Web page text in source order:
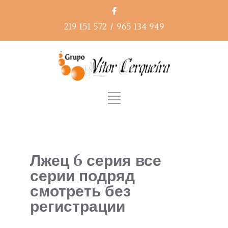
219 151 572 / 965 134 949
Лжец 6 серия все
серии подряд
смотреть без
регистрации